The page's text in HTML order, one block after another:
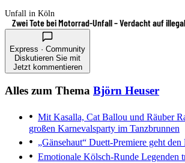
Unfall in Köln
Zwei Tote bei Motorrad-Unfall – Verdacht auf
Express · Community
Diskutieren Sie mit
Jetzt kommentieren
Alles zum Thema Björn Heuser
Mit Kasalla, Cat Ballou und Räuber
großen Karnevalsparty im Tanzbrunnen
„Gänsehaut“ Duett-Premiere geht den
Emotionale Kölsch-Runde Legenden